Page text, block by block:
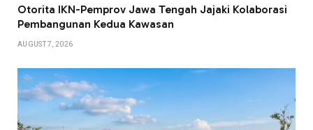
Otorita IKN-Pemprov Jawa Tengah Jajaki Kolaborasi
Pembangunan Kedua Kawasan
AUGUST 7, 2026